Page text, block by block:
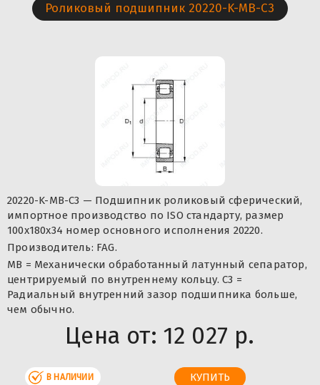
Роликовый подшипник 20220-K-MB-C3
20220-K-MB-C3 — Подшипник роликовый сферический,
импортное производство по ISO стандарту, размер
100x180x34 номер основного исполнения 20220.
Производитель: FAG.
MB = Механически обработанный латунный сепаратор,
центрируемый по внутреннему кольцу. C3 =
Радиальный внутренний зазор подшипника больше,
чем обычно.
Цена от: 12 027 р.
В НАЛИЧИИ